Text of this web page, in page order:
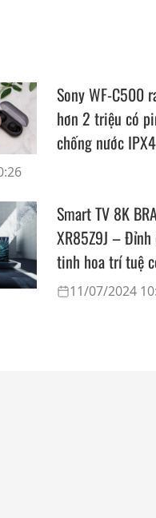
Sony WF-C500
hơn 2 triệu có
chống nước
Smart TV 8K
XR85Z9J –
tinh hoa trí tuệ
11/07/2024